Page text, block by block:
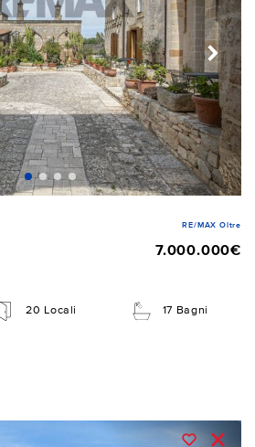
RE/MAX Oltre
7.000.000€
20 Locali 17 Bagni